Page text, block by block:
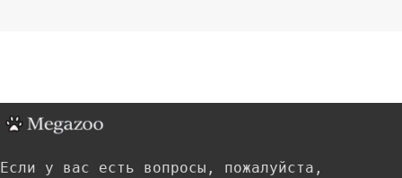
Если у вас есть вопросы, пожалуйста,